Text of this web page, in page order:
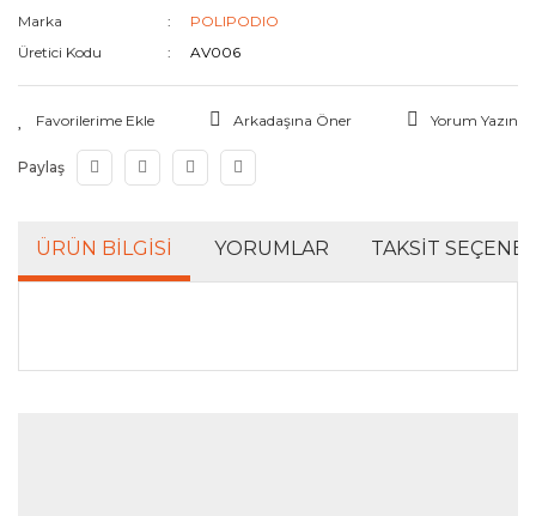
Marka
POLIPODIO
Üretici Kodu
AV006
Arkadaşına Öner Yorum Yazın
Paylaş
ÜRÜN BILGISI YORUMLAR TAKSIT
Bu ürünün fiyat bilgisi, resim, ürün açıklamalarında ve